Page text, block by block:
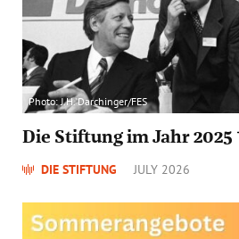
Photo: J.H. Darchinger/FES
Die Stiftung im Jahr 2025
DIE STIFTUNG JULY 2026